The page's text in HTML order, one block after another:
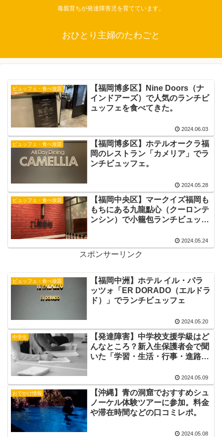
毒親育ちが発達障害児を育てています。
おひとり主婦のたわごと
ビュッフェ・食べ放題
【福岡博多区】Nine Doors（ナ
インドアーズ）で人気のランチビ
ュッフェを食べてきた。
2024.06.03
ビュッフェ・食べ放題
【福岡博多区】ホテルオークラ福
岡のレストラン「カメリア」でラ
ンチビュッフェ。
2024.05.28
ビュッフェ・食べ放題
【福岡中央区】マークイズ福岡も
もちにある九龍點心（クーロンテ
ンシン）で小籠包ランチビュッフ
2024.05.24
スポンサーリンク
ビュッフェ・食べ放題
【福岡中洲】ホテル イル・パラ
ッツォ「ER DORADO（エルドラ
ド）」でランチビュッフェ
2024.05.20
中学生
【発達障害】中学校支援学級はど
んなところ？新入生保護者会で聞
いた「学習・生活・行事・進路」
2024.05.09
おでかけ情報
【沖縄】青の洞窟でおすすめシュ
ノーケル体験ツアーに参加。料金
や滞在時間などの口コミレポ。
2024.05.08